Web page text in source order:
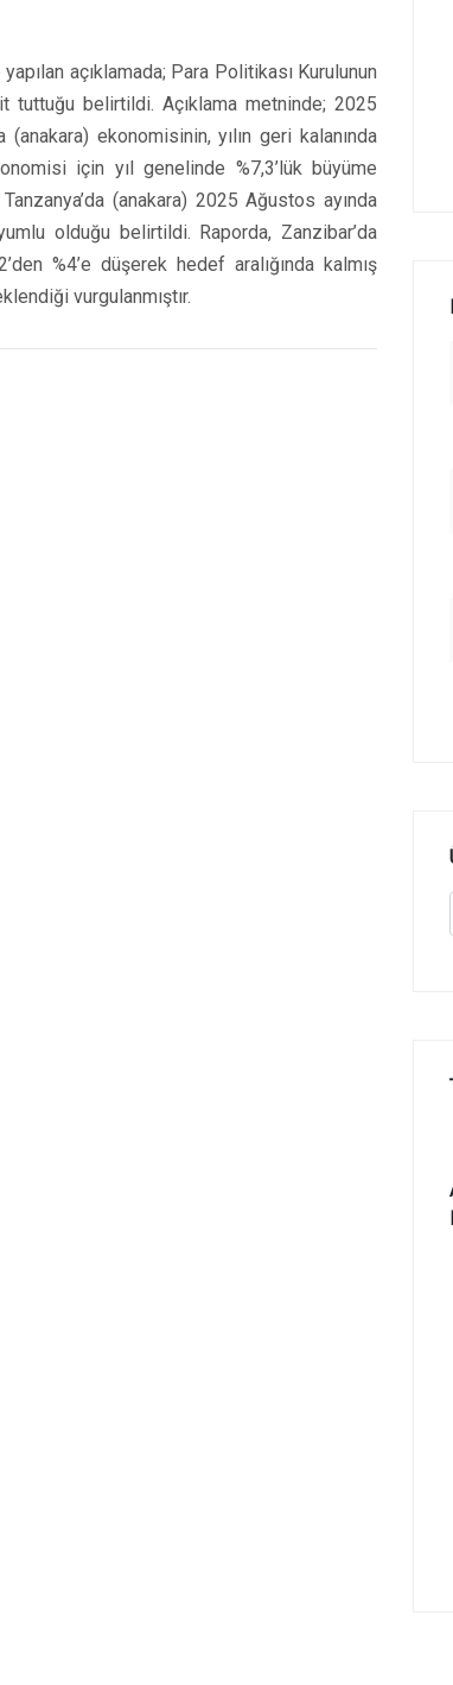
açıklamada; Para Politikası Kurulunun
tuttuğu belirtildi. Açıklama metninde; 2025
ekonomisinin, yılın geri kalanında
için yıl genelinde %7,3’lük büyüme
(anakara) 2025 Ağustos ayında
olduğu belirtildi. Raporda, Zanzibar’da
%4’e düşerek hedef aralığında kalmış
vurgulanmıştır.